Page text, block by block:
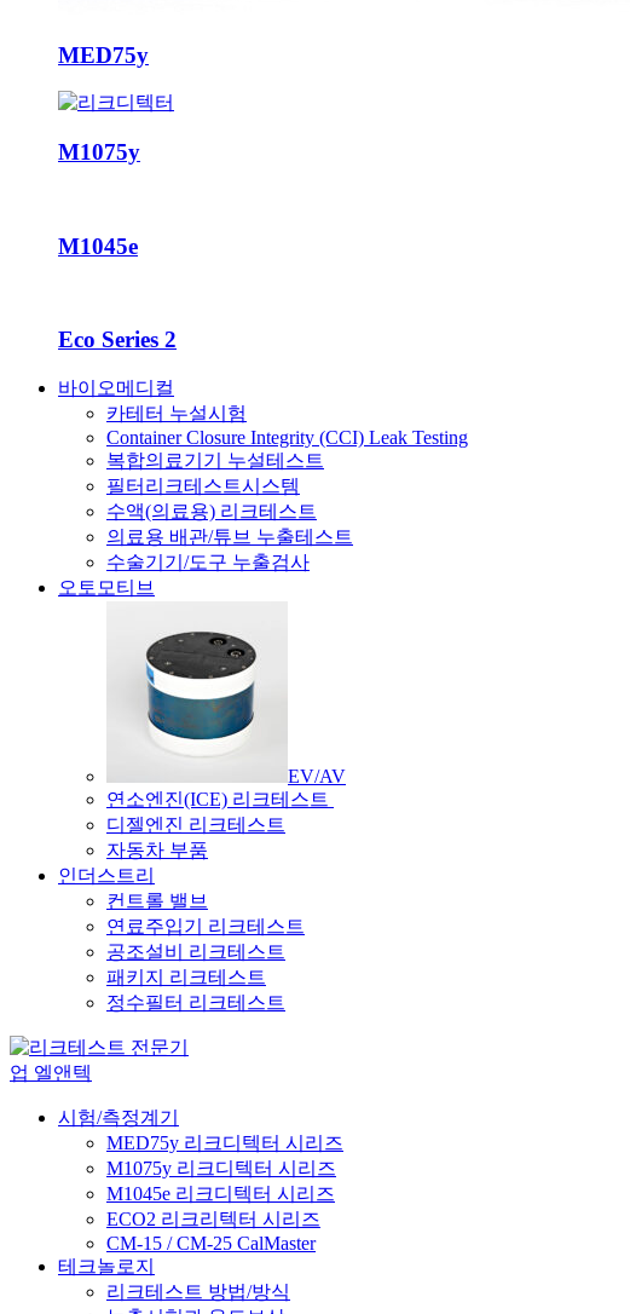
MED75y
M1075y
M1045e
Eco Series 2
바이오메디컬
카테터 누설시험
Container Closure Integrity (CCI) Leak Testing
복합의료기기 누설테스트
필터리크테스트시스템
수액(의료용) 리크테스트
의료용 배관/튜브 누출테스트
수술기기/도구 누출검사
오토모티브
EV/AV
연소엔진(ICE) 리크테스트
디젤엔진 리크테스트
자동차 부품
인더스트리
컨트롤 밸브
연료주입기 리크테스트
공조설비 리크테스트
패키지 리크테스트
정수필터 리크테스트
시험/측정계기
MED75y 리크디텍터 시리즈
M1075y 리크디텍터 시리즈
M1045e 리크디텍터 시리즈
ECO2 리크리텍터 시리즈
CM-15 / CM-25 CalMaster
테크놀로지
리크테스트 방법/방식